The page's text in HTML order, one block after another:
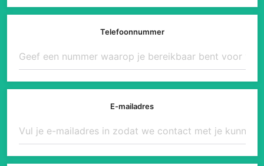
Telefoonnummer
E-mailadres